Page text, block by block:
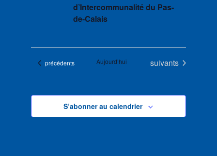
d’Intercommunalité du Pas-
de-Calais
Évènements
précédents Aujourd’hui Évènements
suivants
S’abonner au calendrier